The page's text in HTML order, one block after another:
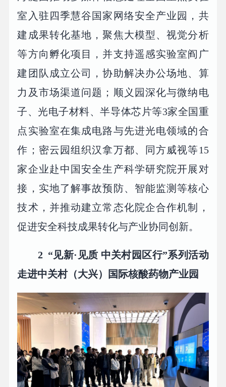
室入驻四季慧谷国家网络安全产业园，共
建成果转化基地，聚焦大模型、视觉分析
等方向孵化项目，并支持遥感实验室阎广
建团队成立公司，协助解决办公场地、算
力及市场渠道问题；顺义园深化与微纳电
子、光电子材料、半导体芯片等3家全国重
点实验室在集成电路与先进光电领域的合
作；密云园组织汉拿万都、同方威视等15
家企业赴中国安全生产科学研究院开展对
接，实地了解事故预防、智能监测等核心
技术，并推动建立常态化院企合作机制，
促进安全科技成果转化与产业协同创新。
2 “见新·见质 中关村园区行”系列活动
走进中关村（大兴）国际核酸药物产业园